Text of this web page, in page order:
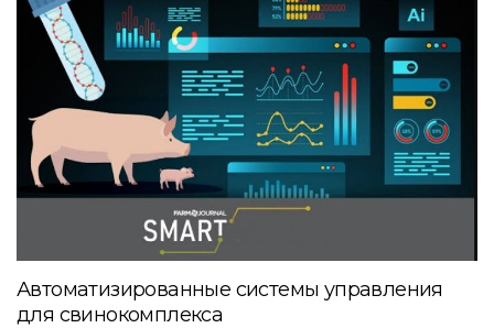
Автоматизированные системы управления
для свинокомплекса